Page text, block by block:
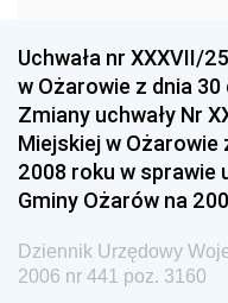
Dziennik Urzędowy
Dziennik Urzędowy
Konsumentów
Dziennik Urzędowy
Społecznej
Dziennik Urzędowy
Uchwała nr XXXVII/
w Ożarowie z dnia
Zmiany uchwały Nr
Miejskiej w Ożarowie
2008 roku w sprawie
Gminy Ożarów na
Dziennik Urzędowy
2006 nr 441 poz. 3160